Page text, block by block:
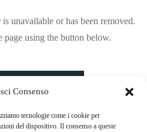
Consenso
tecnologie come i cookie per
del dispositivo. Il consenso a queste
unavailable or has been removed.
page using the button below.